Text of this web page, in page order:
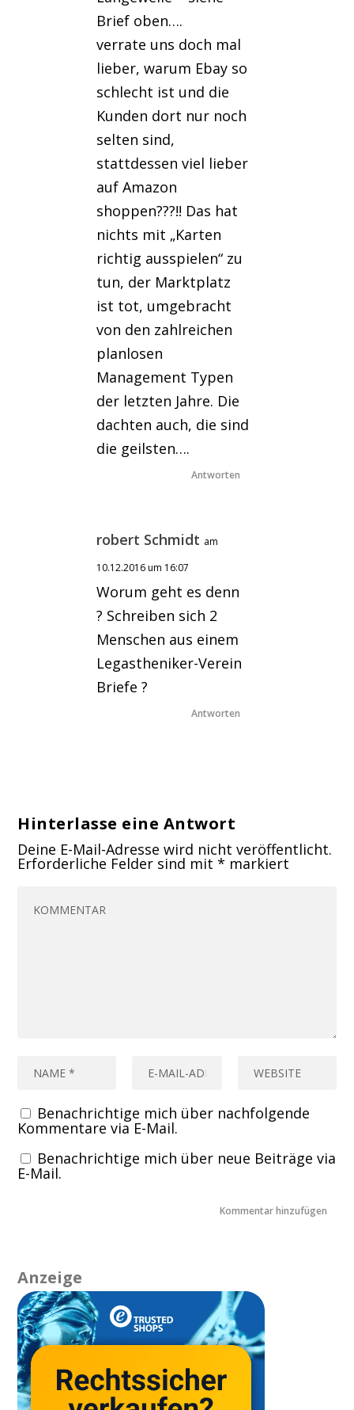
Brief oben….
verrate uns doch mal
lieber, warum Ebay so
schlecht ist und die
Kunden dort nur noch
selten sind,
stattdessen viel lieber
auf Amazon
shoppen???!! Das hat
nichts mit „Karten
richtig ausspielen“ zu
tun, der Marktplatz
ist tot, umgebracht
von den zahlreichen
planlosen
Management Typen
der letzten Jahre. Die
dachten auch, die sind
die geilsten….
Antworten
robert Schmidt am
10.12.2016 um 16:07
Worum geht es denn
? Schreiben sich 2
Menschen aus einem
Legastheniker-Verein
Briefe ?
Antworten
Hinterlasse eine Antwort
Deine E-Mail-Adresse wird nicht veröffentlicht.
Erforderliche Felder sind mit* markiert
Benachrichtige mich über nachfolgende
Kommentare via E-Mail.
Benachrichtige mich über neue Beiträge via
E-Mail.
Anzeige